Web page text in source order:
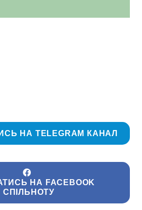
НА TELEGRAM КАНАЛ
НА FACEBOOK
СПІЛЬНОТУ